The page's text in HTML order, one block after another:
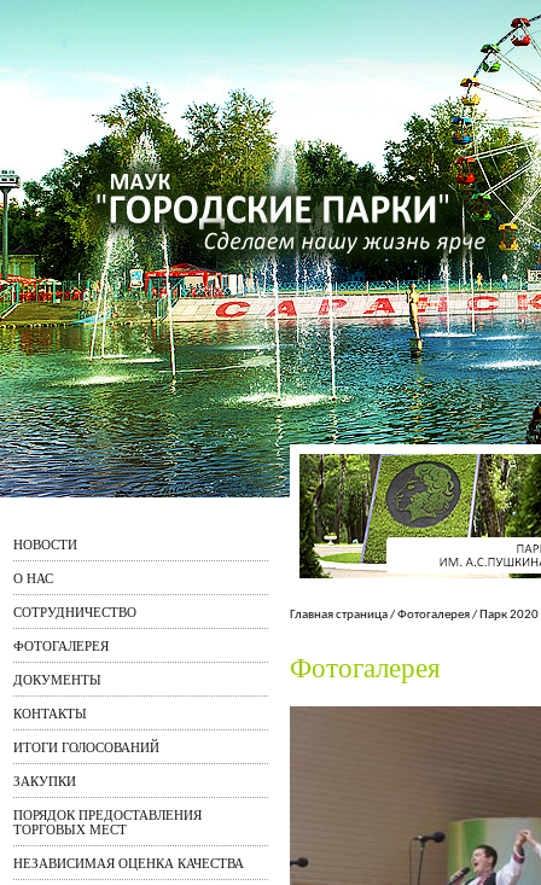
НОВОСТИ
О НАС
СОТРУДНИЧЕСТВО
ФОТОГАЛЕРЕЯ
ДОКУМЕНТЫ
КОНТАКТЫ
ИТОГИ ГОЛОСОВАНИЙ
ЗАКУПКИ
ПОРЯДОК ПРЕДОСТАВЛЕНИЯ
ТОРГОВЫХ МЕСТ
НЕЗАВИСИМАЯ ОЦЕНКА КАЧЕСТВА
Главная страница/Фотогалерея/ Парк 2020
Фотогалерея